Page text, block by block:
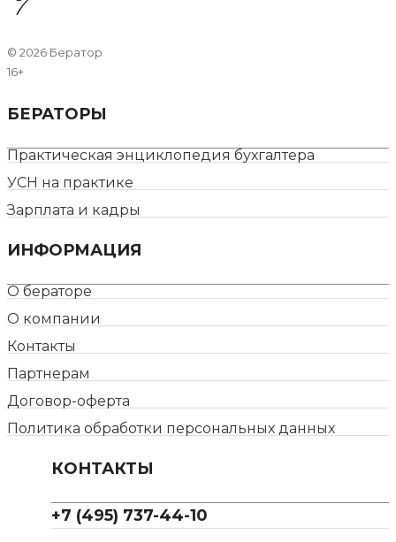
© 2026 Бератор
16+
БЕРАТОРЫ
Практическая энциклопедия бухгалтера
УСН на практике
Зарплата и кадры
ИНФОРМАЦИЯ
О бераторе
О компании
Контакты
Партнерам
Договор-оферта
Политика обработки персональных данных
КОНТАКТЫ
+7 (495) 737-44-10